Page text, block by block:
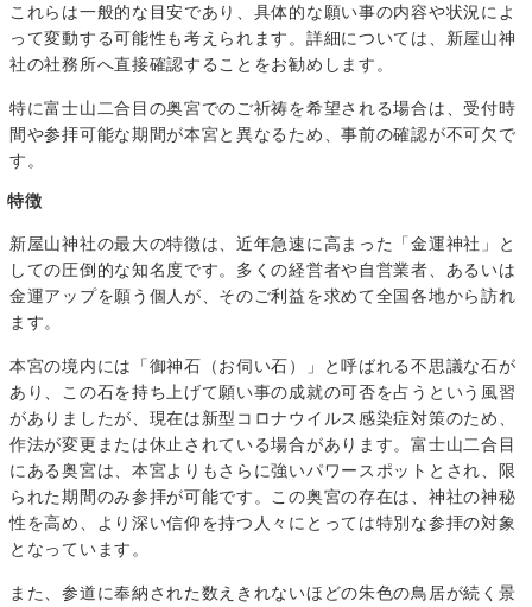
これらは一般的な目安であり、具体的な願い事の内容や状況によ
って変動する可能性も考えられます。詳細については、新屋山神
社の社務所へ直接確認することをお勧めします。
特に富士山二合目の奥宮でのご祈祷を希望される場合は、受付時
間や参拝可能な期間が本宮と異なるため、事前の確認が不可欠で
す。
特徴
新屋山神社の最大の特徴は、近年急速に高まった「金運神社」と
しての圧倒的な知名度です。多くの経営者や自営業者、あるいは
金運アップを願う個人が、そのご利益を求めて全国各地から訪れ
ます。
本宮の境内には「御神石（お伺い石）」と呼ばれる不思議な石が
あり、この石を持ち上げて願い事の成就の可否を占うという風習
がありましたが、現在は新型コロナウイルス感染症対策のため、
作法が変更または休止されている場合があります。富士山二合目
にある奥宮は、本宮よりもさらに強いパワースポットとされ、限
られた期間のみ参拝が可能です。この奥宮の存在は、神社の神秘
性を高め、より深い信仰を持つ人々にとっては特別な参拝の対象
となっています。
また、参道に奉納された数えきれないほどの朱色の鳥居が続く景